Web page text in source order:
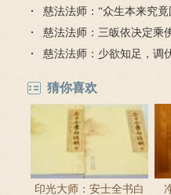
求？
慈法法师：“众生本来究竟
他吗？
慈法法师：三皈依决定乘
慈法法师：少欲知足，调
猜你喜欢
印光大师：安士全书白